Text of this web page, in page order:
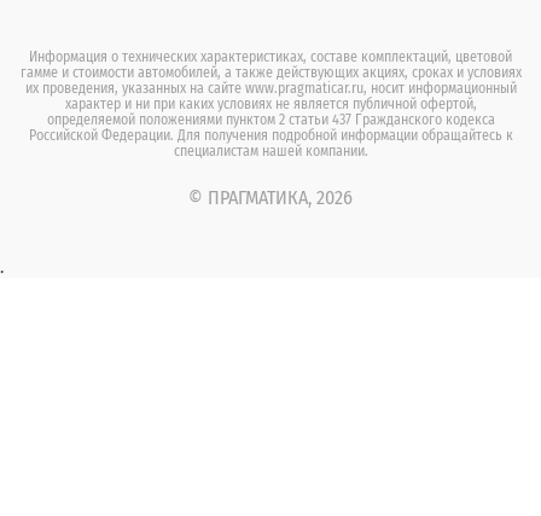
Информация о технических характеристиках, составе комплектаций, цветовой
гамме и стоимости автомобилей, а также действующих акциях, сроках и условиях
их проведения, указанных на сайте www.pragmaticar.ru, носит информационный
характер и ни при каких условиях не является публичной офертой,
определяемой положениями пунктом 2 статьи 437 Гражданского кодекса
Российской Федерации. Для получения подробной информации обращайтесь к
специалистам нашей компании.
© ПРАГМАТИКА, 2026
.